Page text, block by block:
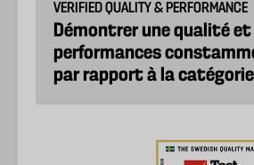
VERIFIED QUALITY & PERFORMANCE
Démontrer une qualité et
performances
par rapport à la catégorie